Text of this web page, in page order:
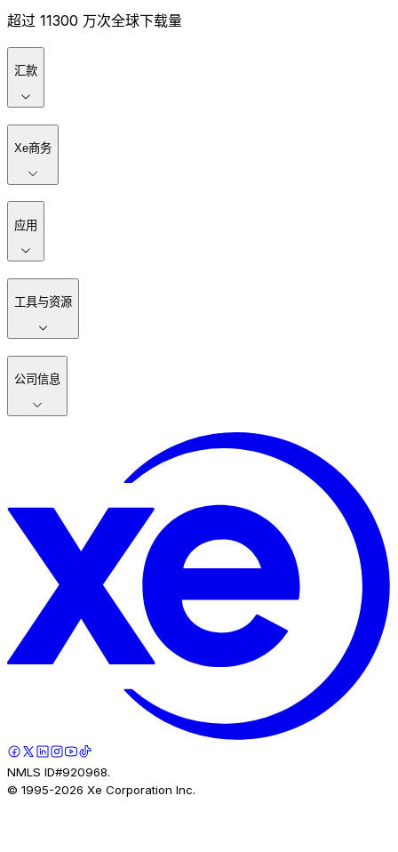
超过 11300 万次全球下载量
汇款
Xe商务
应用
工具与资源
公司信息
NMLS ID#920968.
© 1995-2026 Xe Corporation Inc.